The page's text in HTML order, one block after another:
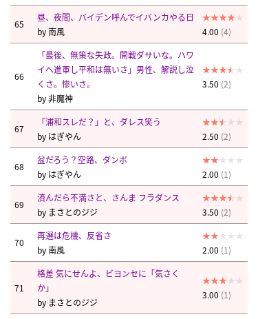
65
昼、夜間、バイデン呼んでイバンカやる日
by南風 4.00 (4)
66
「最後、無策な失政。開戦ダサいな。ハワ
イへ進軍し平和は無いさ」男性、解説し泣
くさ。惨いさ。
by非魔神
3.50 (2)
67
「浦和スレだ？」と、ダレス笑う
by はぎやん 2.50 (2)
68
盆だろう？空路、ダンボ
by はぎやん 2.00 (1)
69
済んだら不満さと、さんま フラダンス
by まさとのジジ 3.50 (2)
70
再選は危機、反省さ
by南風 2.00 (1)
71
格差 気にせんよ、ビヨンセに「気さく
か」
by まさとのジジ
3.00 (1)